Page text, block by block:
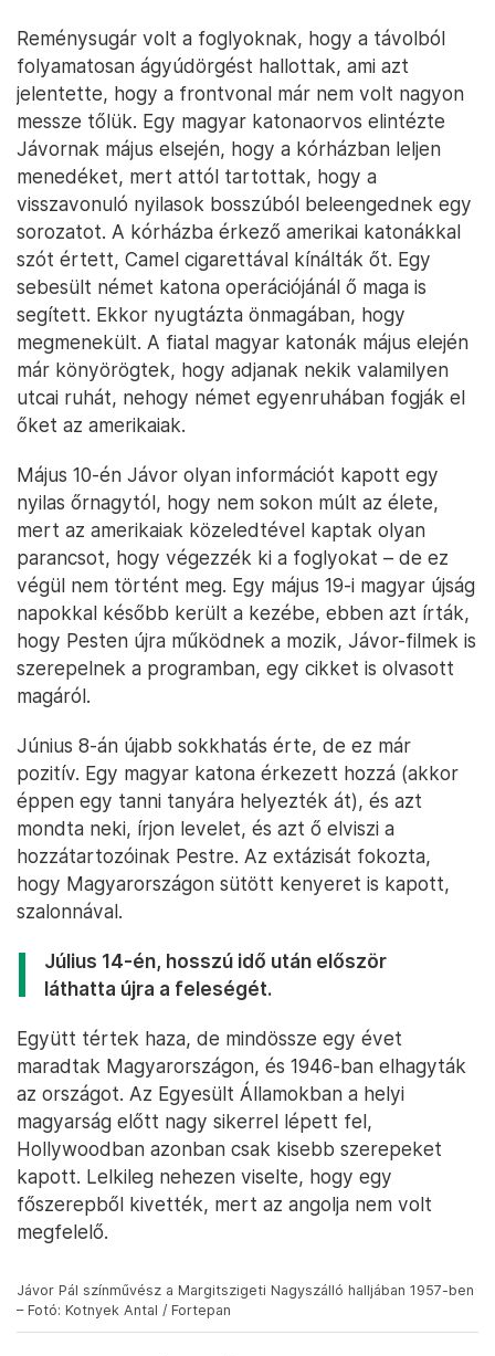
Reménysugár volt a foglyoknak, hogy a távolból
folyamatosan ágyúdörgést hallottak, ami azt
jelentette, hogy a frontvonal már nem volt nagyon
messze tőlük. Egy magyar katonaorvos elintézte
Jávornak május elsején, hogy a kórházban leljen
menedéket, mert attól tartottak, hogy a
visszavonuló nyilasok bosszúból beleengednek egy
sorozatot. A kórházba érkező amerikai katonákkal
szót értett, Camel cigarettával kínálták őt. Egy
sebesült német katona operációjánál ő maga is
segített. Ekkor nyugtázta önmagában, hogy
megmenekült. A fiatal magyar katonák május elején
már könyörögtek, hogy adjanak nekik valamilyen
utcai ruhát, nehogy német egyenruhában fogják el
őket az amerikaiak.
Május 10-én Jávor olyan információt kapott egy
nyilas őrnagytól, hogy nem sokon múlt az élete,
mert az amerikaiak közeledtével kaptak olyan
parancsot, hogy végezzék ki a foglyokat – de ez
végül nem történt meg. Egy május 19-i magyar újság
napokkal később került a kezébe, ebben azt írták,
hogy Pesten újra működnek a mozik, Jávor-filmek is
szerepelnek a programban, egy cikket is olvasott
magáról.
Június 8-án újabb sokkhatás érte, de ez már
pozitív. Egy magyar katona érkezett hozzá (akkor
éppen egy tanni tanyára helyezték át), és azt
mondta neki, írjon levelet, és azt ő elviszi a
hozzátartozóinak Pestre. Az extázisát fokozta,
hogy Magyarországon sütött kenyeret is kapott,
szalonnával.
Július 14-én, hosszú idő után először
láthatta újra a feleségét.
Együtt tértek haza, de mindössze egy évet
maradtak Magyarországon, és 1946-ban elhagyták
az országot. Az Egyesült Államokban a helyi
magyarság előtt nagy sikerrel lépett fel,
Hollywoodban azonban csak kisebb szerepeket
kapott. Lelkileg nehezen viselte, hogy egy
főszerepből kivették, mert az angolja nem volt
megfelelő.
Jávor Pál színművész a Margitszigeti Nagyszálló halljában 1957-ben
– Fotó: Kotnyek Antal / Fortepan